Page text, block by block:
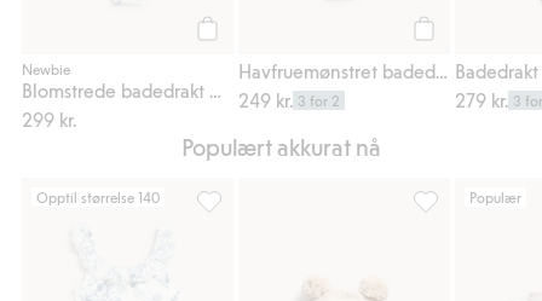
Newbie
299 kr.
249 kr. 3 for 2
Badedrakt
279 kr. 3
Populært akkurat nå
Opptil størrelse 140 Populær